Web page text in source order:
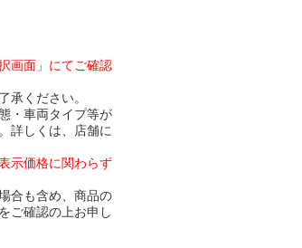
画面」にてご確認
承ください。
・車両タイプ等が
詳しくは、店舗に
示価格に関わらず
合も含め、商品の
ご確認の上お申し